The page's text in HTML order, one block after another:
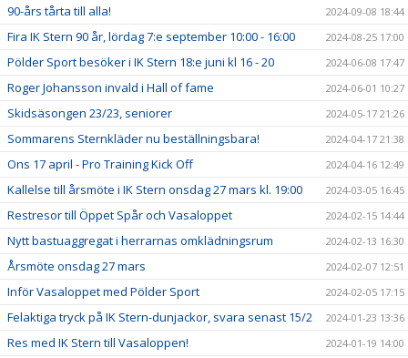
90-års tårta till alla! 2024-09-08 18:44
Fira IK Stern 90 år, lördag 7:e september 10:00 - 16:00 2024-08-25 17:00
Pölder Sport besöker i IK Stern 18:e juni kl 16 - 20 2024-06-08 17:47
Roger Johansson invald i Hall of fame 2024-06-01 10:27
Skidsäsongen 23/23, seniorer 2024-05-17 21:26
Sommarens Sternkläder nu beställningsbara! 2024-04-17 21:38
Ons 17 april - Pro Training Kick Off 2024-04-16 12:49
Kallelse till årsmöte i IK Stern onsdag 27 mars kl. 19:00 2024-03-05 16:45
Restresor till Öppet Spår och Vasaloppet 2024-02-15 14:44
Nytt bastuaggregat i herrarnas omklädningsrum 2024-02-13 16:30
Årsmöte onsdag 27 mars 2024-02-07 12:51
Inför Vasaloppet med Pölder Sport 2024-02-05 17:15
Felaktiga tryck på IK Stern-dunjackor, svara senast 15/2 2024-01-23 13:36
Res med IK Stern till Vasaloppen! 2024-01-19 14:00